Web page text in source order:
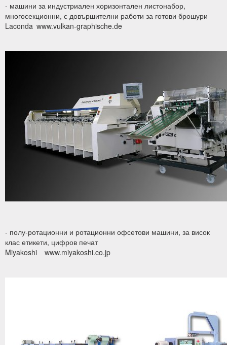
- машини за индустриален хоризонтален листонабор,
многосекционни, с довършителни работи за готови брошури
Laconda www.vulkan-graphische.de
- полу-ротационни и ротационни офсетови машини, за висок
клас етикети, цифров печат
Miyakoshi
www.miyakoshi.co.jp